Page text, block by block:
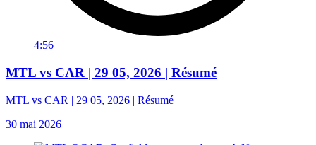
4:56
MTL vs CAR | 29 05, 2026 | Résumé
MTL vs CAR | 29 05, 2026 | Résumé
30 mai 2026